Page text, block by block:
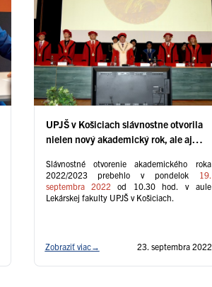
UPJŠ v Košiciach slávnostne otvorila
nielen nový akademický rok, ale aj
Prírodovedeckej fakulty
Slávnostné otvorenie akademického roka
2022/2023 prebehlo v pondelok 19.
septembra 2022 od 10.30 hod. v aule
Lekárskej fakulty UPJŠ v Košiciach.
Zobraziť viac→ 23. septembra 2022